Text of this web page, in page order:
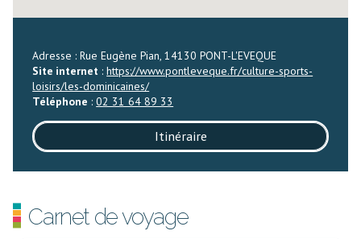
Adresse : Rue Eugène Pian, 14130 PONT-L'EVEQUE
Site internet :https://www.pontleveque.fr/culture-sports-
loisirs/les-dominicaines/
Téléphone :02 31 64 89 33
Itinéraire
Carnet de voyage